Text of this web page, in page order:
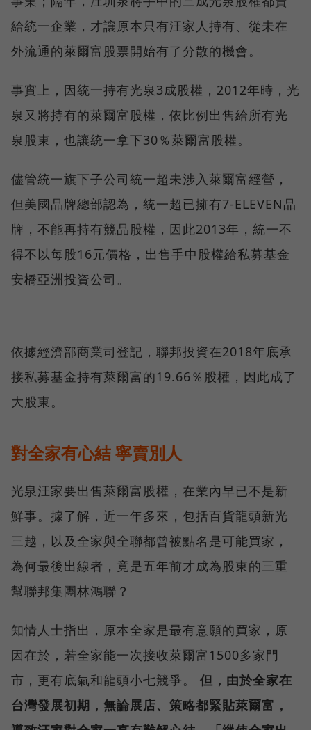
給統一企業，才讓原本只有汪家人持有、從未在
外流通的萊爾富股票開始有了分散的機會。
事實上，因統一持有光泉3成股權，2012年時，光
泉又將持有的萊爾富股權，依比例出售給所有光
泉股東，也讓統一拿下30％萊爾富股權。
儘管統一旗下子公司統一超未涉入萊爾富經營，
但美國品牌總部認為，統一超已擁有7-ELEVEN品
牌，不能再持有競品股權，因此2013年，統一不
得不以每股16元價格，出售手中股權給私募基金
安橋亞洲投資公司。
依據經濟部商業司登記，聯邦投資在2018年底承
接私募基金持有萊爾富的19.66％股權，因此成了
大股東。
對全家有心結 寧賣別人
光泉汪家要出售萊爾富股權，在業內早已不是新
鮮事。據了解，近一年多來，包括百貨龍頭新光
三越，以及全家與全聯都曾被點名是可能買家，
為何最後出線者，竟是五年前才成為股東的三重
幫聯邦集團林鴻聯？
知情人士指出，原本全家是最有意願的買家，原
因在於，若全家能一次接收萊爾富1500多家門
市，更有底氣和龍頭小七競爭。 但，由於全家在
台灣發展初期，無論展店、策略都緊貼萊爾富，